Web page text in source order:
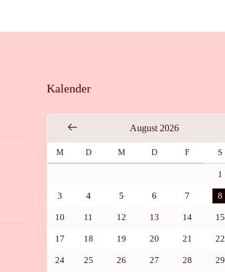
Kalender
August 2026
M D M D F S
1
3 4 5 6 7 8
10 11 12 13 14 15
17 18 19 20 21 22
24 25 26 27 28 29